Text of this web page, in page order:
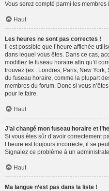
Vous serez compté parmi les membres
Haut
Les heures ne sont pas correctes !
Il est possible que l’heure affichée
dans lequel vous êtes. Dans ce cas,
modifiez le fuseau horaire afin qu’il
trouvez (ex : Londres, Paris, New
du fuseau horaire, comme la plupart
membres du forum. Donc si vous
pour le faire.
Haut
J’ai changé mon fuseau horaire et
Si vous êtes sûr d’avoir correctement
l’heure est toujours incorrecte, il se
Signalez ce problème à un
Haut
Ma langue n’est pas dans la liste !